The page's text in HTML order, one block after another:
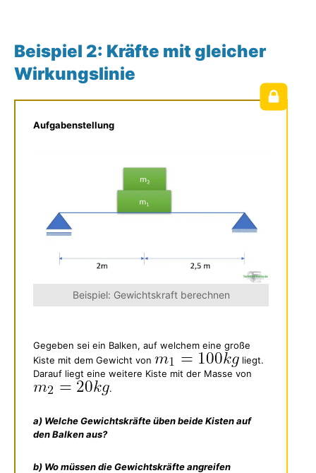
Beispiel 2: Kräfte mit gleicher
Wirkungslinie
Aufgabenstellung
Beispiel: Gewichtskraft berechnen
Gegeben sei ein Balken, auf welchem eine große
Kiste mit dem Gewicht von
liegt.
Darauf liegt eine weitere Kiste mit der Masse von
.
a) Welche Gewichtskräfte üben beide Kisten auf
den Balken aus?
b) Wo müssen die Gewichtskräfte angreifen